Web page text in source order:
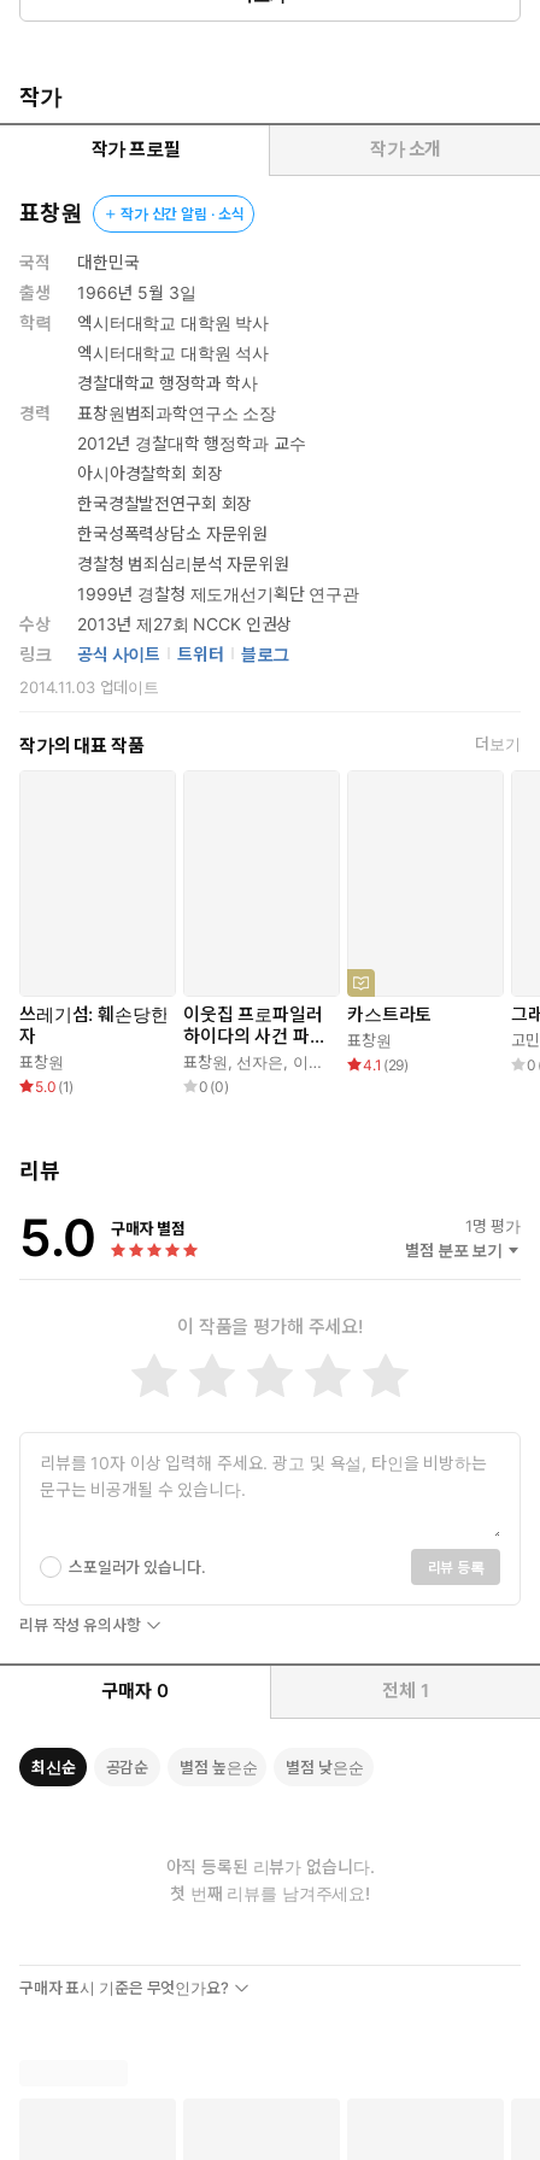
작가
작가 프로필 작가 소개
표창원 작가 신간 알림 · 소식
국적
대한민국
출생
1966년 5월 3일
학력
엑시터대학교 대학원 박사
엑시터대학교 대학원 석사
경찰대학교 행정학과 학사
경력
표창원범죄과학연구소 소장
2012년 경찰대학 행정학과 교수
아시아경찰학회 회장
한국경찰발전연구회 회장
한국성폭력상담소 자문위원
경찰청 범죄심리분석 자문위원
1999년 경찰청 제도개선기획단 연구관
수상
2013년 제27회 NCCK 인권상
링크
공식 사이트 트위터 블로그
2014.11.03업데이트
작가의 대표 작품 더보기
쓰레기섬: 훼손당한
자
표창원
5.0 (1)
이웃집 프로파일러
하이다의 사건 파일
1 : 낙인찍힌 아이
표창원 선자은 이태영
0 (0)
카스트라토
표창원
4.1 (29)
그
고
0
리뷰
5.0 구매자 별점 1명 평가
별점 분포 보기
이 작품을 평가해 주세요!
스포일러가 있습니다. 리뷰 등록
리뷰 작성 유의사항
구매자 0 전체 1
최신순 공감순 별점 높은순 별점 낮은순
아직 등록된 리뷰가 없습니다.
첫 번째 리뷰를 남겨주세요!
구매자 표시 기준은 무엇인가요?